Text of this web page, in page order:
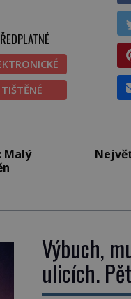
TIŠTĚNÉ
Malý
Výbuch,
ulicích.